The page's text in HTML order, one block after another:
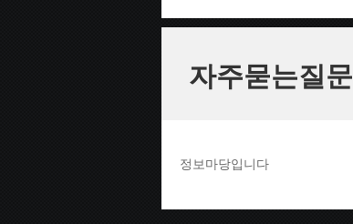
자주묻는질문
정보마당입니다